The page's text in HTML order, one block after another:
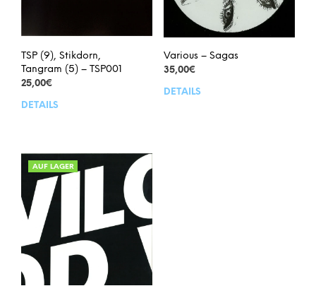
TSP (9), Stikdorn,
Tangram (5) – TSP001
25,00€
DETAILS
Various – Sagas
35,00€
DETAILS
AUF LAGER